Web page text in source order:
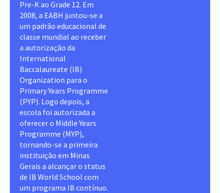
Pre-K ao Grade 12. Em
2008, a EABH juntou-se a
um padrão educacional de
classe mundial ao receber
a autorização da
International
Baccalaureate (IB)
Organization para o
Primary Years Programme
(PYP). Logo depois, a
escola foi autorizada a
oferecer o Middle Years
Programme (MYP),
tornando-se a primeira
instituição em Minas
Gerais a alcançar o status
de IB World School com
um programa IB contínuo.